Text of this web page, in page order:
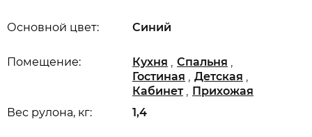
Вес рулона, кг: 1,4
Основной цвет: Синий
Помещение: Кухня , Спальня ,
Гостиная , Детская ,
Кабинет , Прихожая